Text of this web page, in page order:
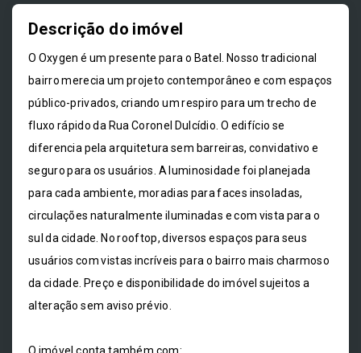
Descrição do imóvel
O Oxygen é um presente para o Batel. Nosso tradicional
bairro merecia um projeto contemporâneo e com espaços
público-privados, criando um respiro para um trecho de
fluxo rápido da Rua Coronel Dulcídio. O edifício se
diferencia pela arquitetura sem barreiras, convidativo e
seguro para os usuários. A luminosidade foi planejada
para cada ambiente, moradias para faces insoladas,
circulações naturalmente iluminadas e com vista para o
sul da cidade. No rooftop, diversos espaços para seus
usuários com vistas incríveis para o bairro mais charmoso
da cidade. Preço e disponibilidade do imóvel sujeitos a
alteração sem aviso prévio.